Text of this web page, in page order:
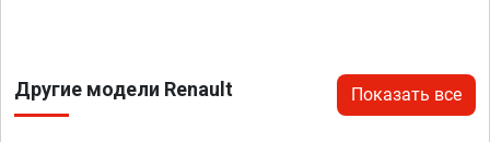
Другие модели Renault Показать все